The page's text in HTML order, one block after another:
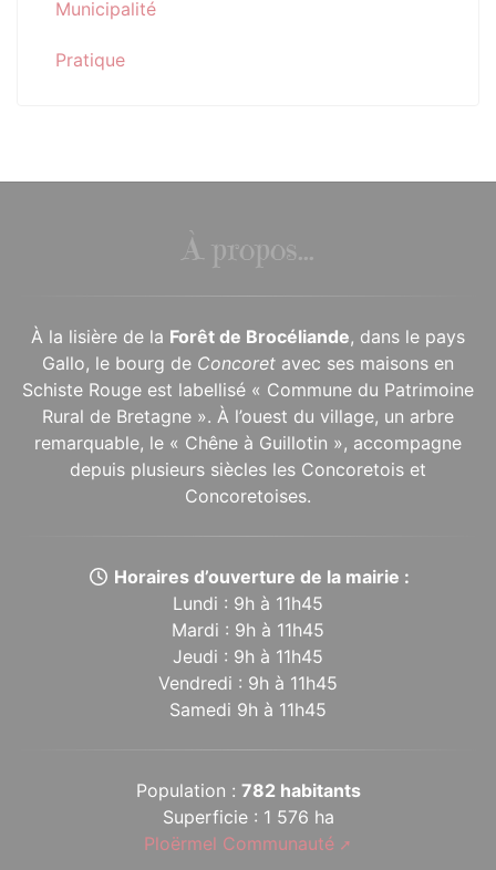
Municipalité
Pratique
À propos...
À la lisière de la Forêt de Brocéliande, dans le pays
Gallo, le bourg de Concoret avec ses maisons en
Schiste Rouge est labellisé « Commune du Patrimoine
Rural de Bretagne ». À l’ouest du village, un arbre
remarquable, le « Chêne à Guillotin », accompagne
depuis plusieurs siècles les Concoretois et
Concoretoises.
Horaires d’ouverture de la mairie :
Lundi : 9h à 11h45
Mardi : 9h à 11h45
Jeudi : 9h à 11h45
Vendredi : 9h à 11h45
Samedi 9h à 11h45
Population : 782 habitants
Superficie : 1 576 ha
Ploërmel Communauté